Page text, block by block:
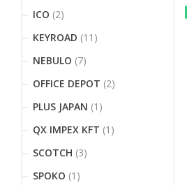
ICO (2)
KEYROAD (11)
NEBULO (7)
OFFICE DEPOT (2)
PLUS JAPAN (1)
QX IMPEX KFT (1)
SCOTCH (3)
SPOKO (1)